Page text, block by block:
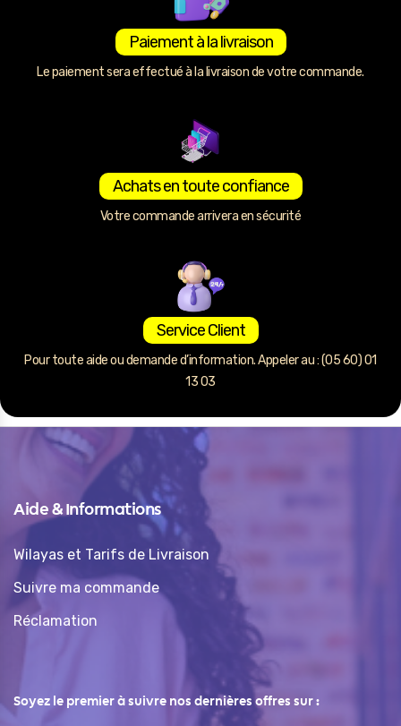
Paiement à la livraison
Le paiement sera effectué à la livraison de votre commande.
Achats en toute confiance
Votre commande arrivera en sécurité
Service Client
Pour toute aide ou demande d’information. Appeler au : (05 60) 01
13 03
Aide & Informations
Wilayas et Tarifs de Livraison
Suivre ma commande
Réclamation
Soyez le premier à suivre nos dernières offres sur :